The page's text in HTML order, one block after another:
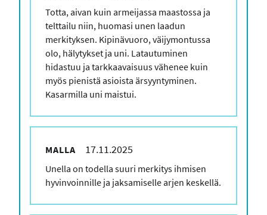
Kommenttisi
Totta, aivan kuin armeijassa maastossa ja
telttailu niin, huomasi unen laadun
merkityksen. Kipinävuoro, väijymontussa
olo, hälytykset ja uni. Latautuminen
hidastuu ja tarkkaavaisuus vähenee kuin
myös pienistä asioista ärsyyntyminen.
Kasarmilla uni maistui.
MALLA 17.11.2025
Kommenttisi
Unella on todella suuri merkitys ihmisen
hyvinvoinnille ja jaksamiselle arjen keskellä.